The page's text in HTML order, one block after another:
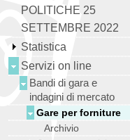
POLITICHE 25
SETTEMBRE 2022
Statistica
Servizi on line
Bandi di gara e
indagini di mercato
Gare per forniture
Archivio